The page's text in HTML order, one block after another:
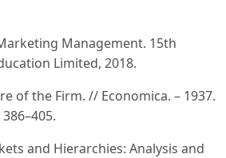
Management. 15th
Limited, 2018.
of the Firm. // Economica. – 1937.
and Hierarchies: Analysis and